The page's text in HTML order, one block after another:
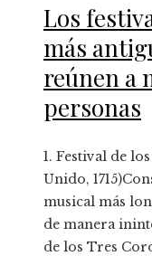
Los
más
reúnen a
personas
1. Festival de
Unido,
musical más
de manera
de los Tres